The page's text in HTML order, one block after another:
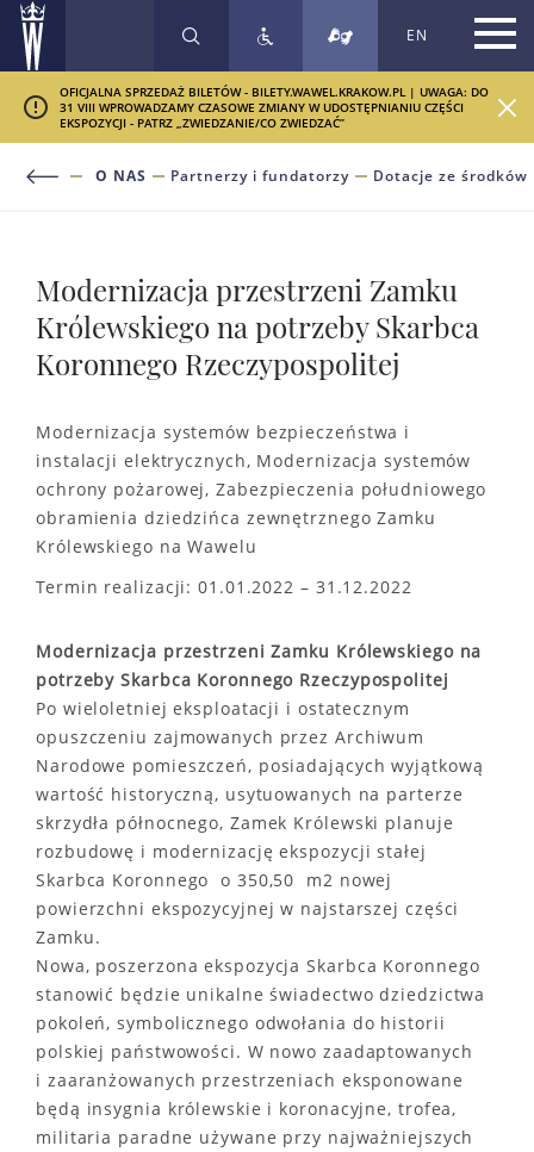
SZUKAJ EN
OFICJALNA SPRZEDAŻ BILETÓW - BILETY.WAWEL.KRAKOW.PL | UWAGA: DO
31 VIII WPROWADZAMY CZASOWE ZMIANY W UDOSTĘPNIANIU CZĘŚCI
EKSPOZYCJI - PATRZ „ZWIEDZANIE/CO ZWIEDZAĆ”
O NAS Partnerzy i fundatorzy Dotacje ze środków
Modernizacja przestrzeni Zamku
Królewskiego na potrzeby Skarbca
Koronnego Rzeczypospolitej
Modernizacja systemów bezpieczeństwa i
instalacji elektrycznych, Modernizacja systemów
ochrony pożarowej, Zabezpieczenia południowego
obramienia dziedzińca zewnętrznego Zamku
Królewskiego na Wawelu
Termin realizacji: 01.01.2022 – 31.12.2022
Modernizacja przestrzeni Zamku Królewskiego na
potrzeby Skarbca Koronnego Rzeczypospolitej
Po wieloletniej eksploatacji i ostatecznym
opuszczeniu zajmowanych przez Archiwum
Narodowe pomieszczeń, posiadających wyjątkową
wartość historyczną, usytuowanych na parterze
skrzydła północnego, Zamek Królewski planuje
rozbudowę i modernizację ekspozycji stałej
Skarbca Koronnego o 350,50 m2 nowej
powierzchni ekspozycyjnej w najstarszej części
Zamku.
Nowa, poszerzona ekspozycja Skarbca Koronnego
stanowić będzie unikalne świadectwo dziedzictwa
pokoleń, symbolicznego odwołania do historii
polskiej państwowości. W nowo zaadaptowanych
i zaaranżowanych przestrzeniach eksponowane
będą insygnia królewskie i koronacyjne, trofea,
militaria paradne używane przy najważniejszych